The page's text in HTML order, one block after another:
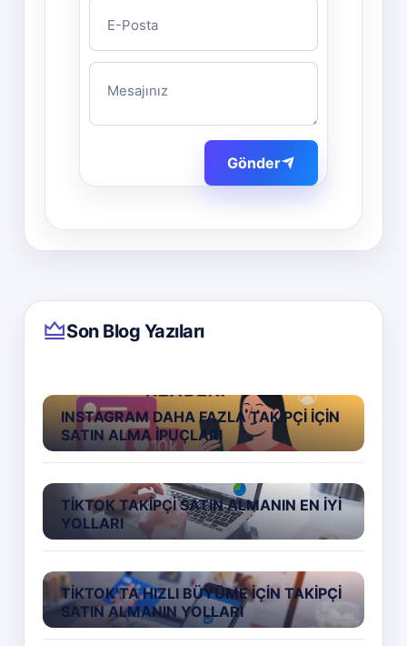
E-Posta
Mesajınız
Gönder
Son Blog Yazıları
INSTAGRAM DAHA FAZLA TAKIPÇI İÇIN
SATIN ALMA İPUÇLARI
TIKTOK TAKIPÇI SATIN ALMANIN EN İYI
YOLLARI
TIKTOK’TA HIZLI BÜYÜME İÇIN TAKIPÇI
SATIN ALMANIN YOLLARI